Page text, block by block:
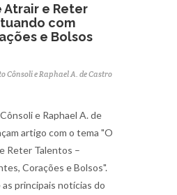
Atrair e Reter
com
e Bolsos
Cônsoli e Raphael A. de Castro
e Raphael A. de
artigo com o tema "O
Reter Talentos –
Corações e Bolsos".
as principais notícias do